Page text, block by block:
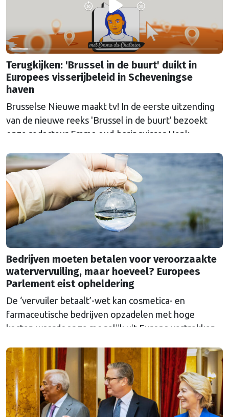
Terugkijken: 'Brussel in de buurt' duikt in
Europees visserijbeleid in Scheveningse
haven
Brusselse Nieuwe maakt tv! In de eerste uitzending
van de nieuwe reeks 'Brussel in de buurt' bezoekt
onze redacteur Emma oud-haringvisser Henk
te kijken. In september volgen meer uitzendingen.
Bedrijven moeten betalen voor veroorzaakte
watervervuiling, maar hoeveel? Europees
Parlement eist opheldering
De ‘vervuiler betaalt’-wet kan cosmetica- en
farmaceutische bedrijven opzadelen met hoge
kosten waardoor ze mogelijk uit Europa vertrekken.
buitenland.